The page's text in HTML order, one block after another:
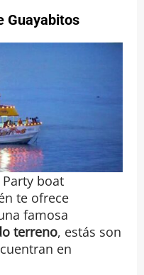
Guayabitos
boat
te ofrece
famosa
terreno, estás son
en